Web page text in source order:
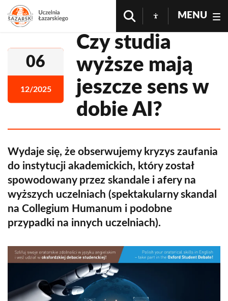
MENU
06
12/2025
Czy studia
wyższe mają
jeszcze sens w
dobie AI?
Wydaje się, że obserwujemy kryzys zaufania
do instytucji akademickich, który został
spowodowany przez skandale i afery na
wyższych uczelniach (spektakularny skandal
na Collegium Humanum i podobne
przypadki na innych uczelniach).